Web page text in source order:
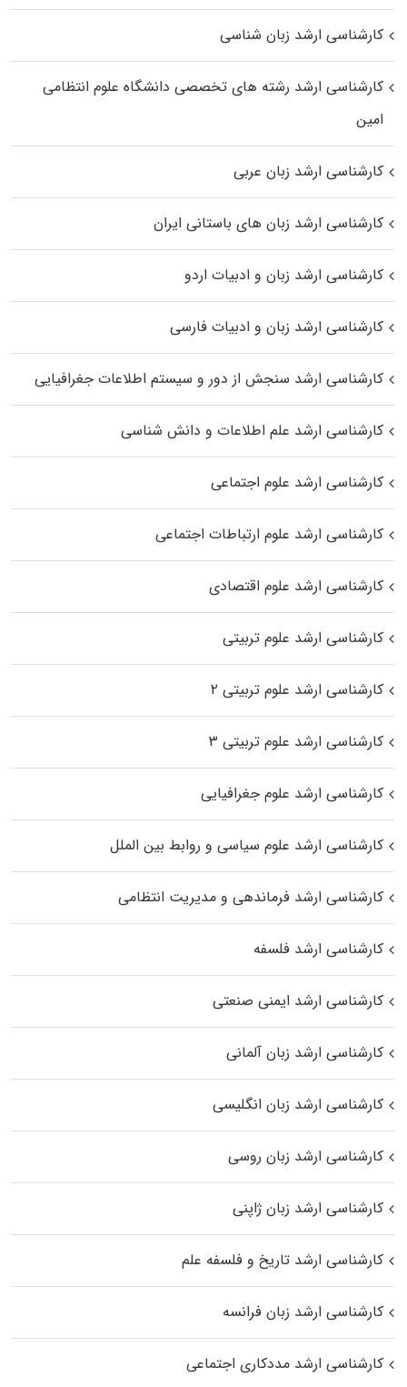
کارشناسی ارشد زبان شناسی
کارشناسی ارشد رﺷﺘﻪ ﻫﺎی تخصصی داﻧﺸﮕﺎه ﻋﻠﻮم انتظامی
اﻣﻴﻦ
کارشناسی ارشد زبان عربی
کارشناسی ارشد زبان‌ های باستانی ایران
کارشناسی ارشد زبان و ادبیات اردو
کارشناسی ارشد زبان و ادبیات فارسی
کارشناسی ارشد سنجش از دور و سیستم اطلاعات جغرافیایی
کارشناسی ارشد علم اطلاعات و دانش شناسی
کارشناسی ارشد علوم اجتماعی
کارشناسی ارشد علوم ارتباطات اجتماعی
کارشناسی ارشد علوم اقتصادی
کارشناسی ارشد علوم تربیتی
کارشناسی ارشد علوم تربیتی ۲
کارشناسی ارشد علوم تربیتی ۳
کارشناسی ارشد علوم جغرافیایی
کارشناسی ارشد علوم سیاسی و روابط بین الملل
کارشناسی ارشد فرماندهی و مدیریت انتظامی
کارشناسی ارشد فلسفه
کارشناسی ارشد ایمنی صنعتی
کارشناسی ارشد زبان آلمانی
کارشناسی ارشد زبان انگلیسی
کارشناسی ارشد زبان روسی
کارشناسی ارشد زبان ژاپنی
کارشناسی ارشد تاریخ و فلسفه علم
کارشناسی ارشد زبان فرانسه
کارشناسی ارشد مددکاری اجتماعی